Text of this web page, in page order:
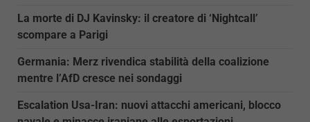
La morte di DJ Kavinsky: il creatore di ‘Nightcall’
scompare a Parigi
Germania: Merz rivendica stabilità della coalizione
mentre l’AfD cresce nei sondaggi
Escalation Usa-Iran: nuovi attacchi americani, blocco